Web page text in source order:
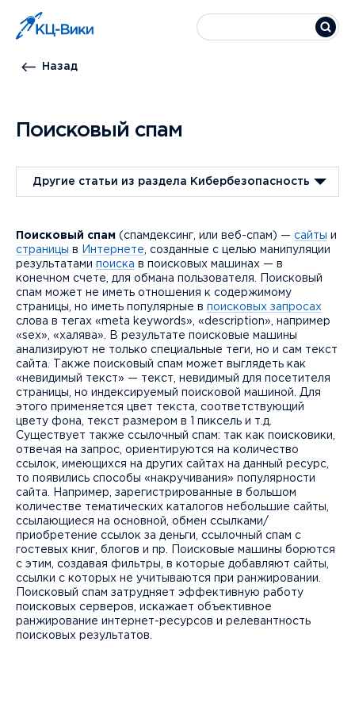
Назад
Поисковый спам
Другие статьи из раздела Кибербезопасность
Поисковый спам (спамдексинг, или веб-спам) — сайты и
страницы в Интернете , созданные с целью манипуляции
результатами поиска в поисковых машинах — в
конечном счете, для обмана пользователя. Поисковый
спам может не иметь отношения к содержимому
страницы, но иметь популярные в поисковых запросах
слова в тегах «meta keywords», «description», например
«sex», «халява». В результате поисковые машины
анализируют не только специальные теги, но и сам текст
сайта. Также поисковый спам может выглядеть как
«невидимый текст» — текст, невидимый для посетителя
страницы, но индексируемый поисковой машиной. Для
этого применяется цвет текста, соответствующий
цвету фона, текст размером в 1 пиксель и т.д.
Существует также ссылочный спам: так как поисковики,
отвечая на запрос, ориентируются на количество
ссылок, имеющихся на других сайтах на данный ресурс,
то появились способы «накручивания» популярности
сайта. Например, зарегистрированные в большом
количестве тематических каталогов небольшие сайты,
ссылающиеся на основной, обмен ссылками/
приобретение ссылок за деньги, ссылочный спам с
гостевых книг, блогов и пр. Поисковые машины борются
с этим, создавая фильтры, в которые добавляют сайты,
ссылки с которых не учитываются при ранжировании.
Поисковый спам затрудняет эффективную работу
поисковых серверов, искажает объективное
ранжирование интернет-ресурсов и релевантность
поисковых результатов.